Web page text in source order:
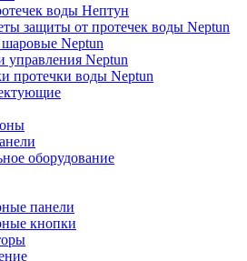
воды Нептун
защиты от протечек воды Neptun
Neptun
управления Neptun
протечки воды Neptun
оборудование
панели
кнопки